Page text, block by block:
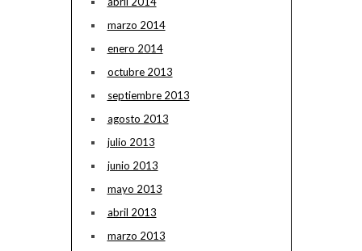
marzo 2014
enero 2014
octubre 2013
septiembre 2013
agosto 2013
julio 2013
junio 2013
mayo 2013
abril 2013
marzo 2013